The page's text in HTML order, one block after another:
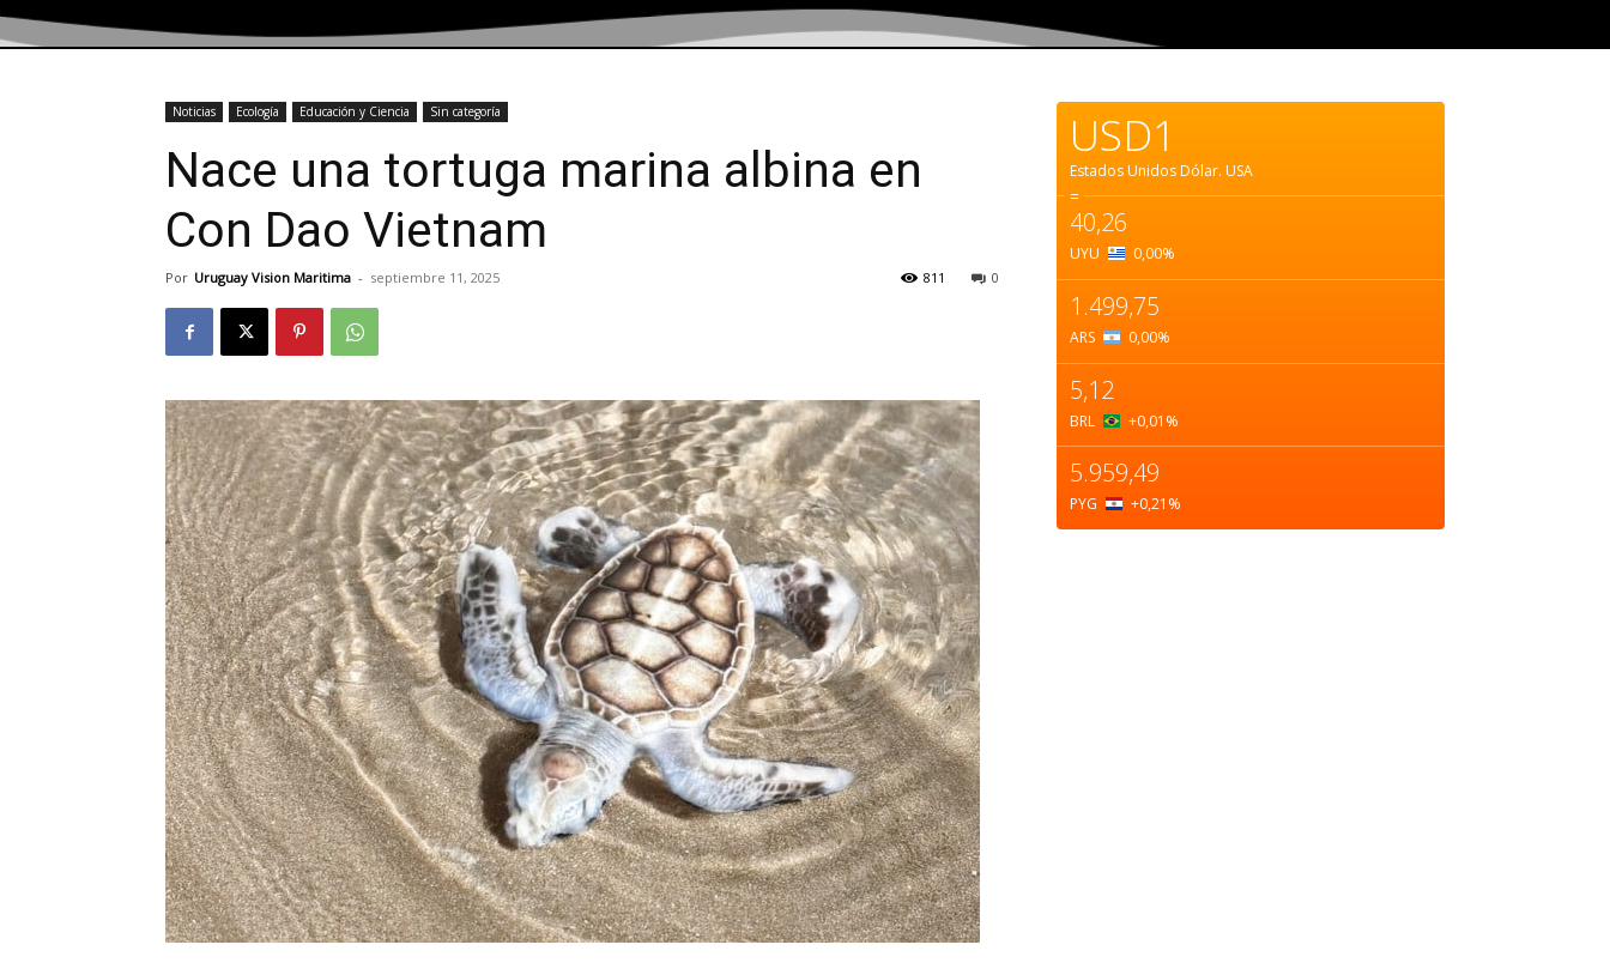
Noticias Ecología Educación y Ciencia Sin categoría
Nace una tortuga marina albina en
Con Dao Vietnam
Por Uruguay Vision Maritima - septiembre 11, 2025 0
811
USD1
Estados Unidos Dólar. USA
=
40,26
UYU 0,00%
1.499,75
ARS 0,00%
5,12
BRL +0,01 %
5.959,49
PYG +0,21 %